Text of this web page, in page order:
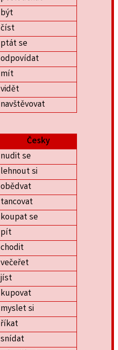
být
číst
ptát se
odpovídat
mít
vidět
navštěvovat
Česky
nudit se
lehnout si
obědvat
tancovat
koupat se
pít
chodit
večeřet
jíst
kupovat
myslet si
říkat
snídat